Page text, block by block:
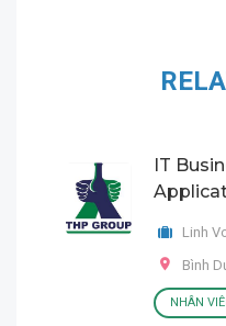
IT
Linh
Bình
NHÂN